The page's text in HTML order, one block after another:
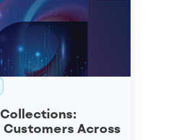
Customers Across